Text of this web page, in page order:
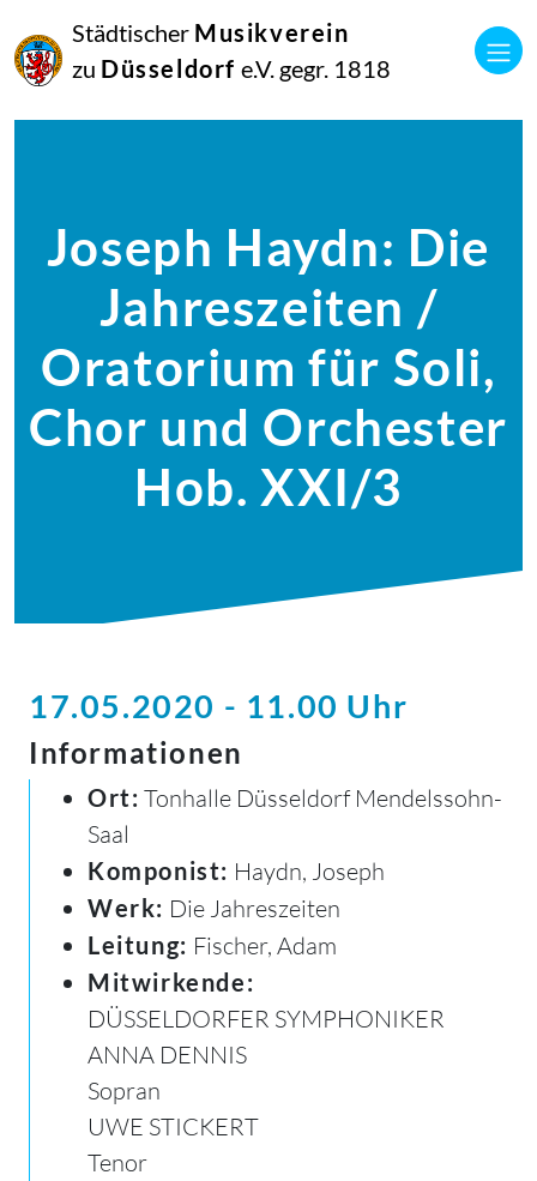
Städtischer Musikverein
zu Düsseldorf e.V. gegr. 1818
Joseph Haydn: Die
Jahreszeiten /
Oratorium für Soli,
Chor und Orchester
Hob. XXI/3
17.05.2020 - 11.00 Uhr
Informationen
Ort: Tonhalle Düsseldorf Mendelssohn-
Saal
Komponist: Haydn, Joseph
Werk: Die Jahreszeiten
Leitung: Fischer, Adam
Mitwirkende:
DÜSSELDORFER SYMPHONIKER
ANNA DENNIS
Sopran
UWE STICKERT
Tenor